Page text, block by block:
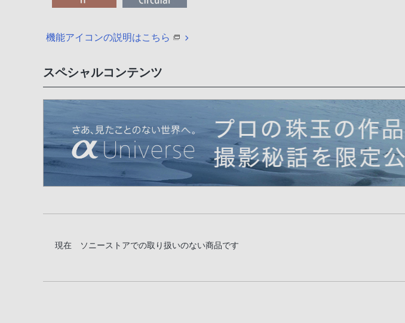
機能アイコンの説明はこちら
スペシャルコンテンツ
現在 ソニーストアでの取り扱いのない商品です